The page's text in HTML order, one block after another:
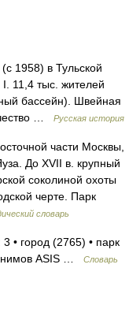
1958) в Тульской
11,4 тыс. жителей
бассейн). Швейная
…
Русская история
части Москвы,
До XVII в. крупный
соколиной охоты
черте. Парк
словарь
• город (2765) • парк
ASIS …
Словарь